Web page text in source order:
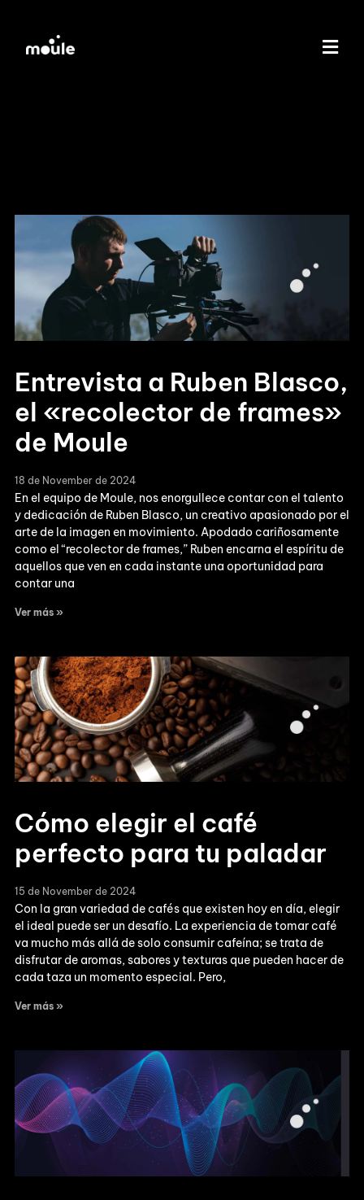
Entrevista a Ruben Blasco,
el «recolector de frames»
de Moule
18 de November de 2024
En el equipo de Moule, nos enorgullece contar con el talento
y dedicación de Ruben Blasco, un creativo apasionado por el
arte de la imagen en movimiento. Apodado cariñosamente
como el “recolector de frames,” Ruben encarna el espíritu de
aquellos que ven en cada instante una oportunidad para
contar una
Ver más »
Cómo elegir el café
perfecto para tu paladar
15 de November de 2024
Con la gran variedad de cafés que existen hoy en día, elegir
el ideal puede ser un desafío. La experiencia de tomar café
va mucho más allá de solo consumir cafeína; se trata de
disfrutar de aromas, sabores y texturas que pueden hacer de
cada taza un momento especial. Pero,
Ver más »